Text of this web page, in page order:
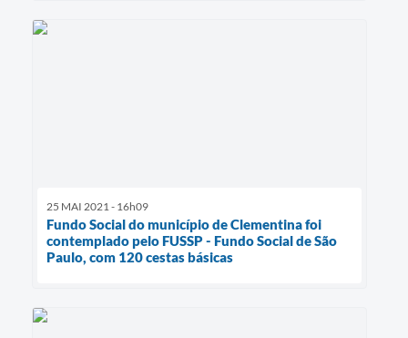
25 MAI 2021 - 16h09
Fundo Social do município de Clementina foi
contemplado pelo FUSSP - Fundo Social de São
Paulo, com 120 cestas básicas